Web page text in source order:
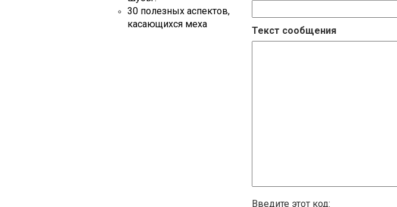
30 полезных аспектов,
касающихся меха
Текст сообщения
Введите этот код: